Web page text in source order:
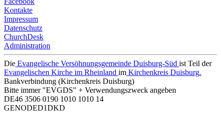
Kontakte
Impressum
Datenschutz
ChurchDesk
Administration
Die Evangelische Versöhnungsgemeinde Duisburg-Süd ist Teil der
Evangelischen Kirche im Rheinland im Kirchenkreis Duisburg.
Bankverbindung (Kirchenkreis Duisburg)
Bitte immer "EVGDS" + Verwendungszweck angeben
DE46 3506 0190 1010 1010 14
GENODED1DKD